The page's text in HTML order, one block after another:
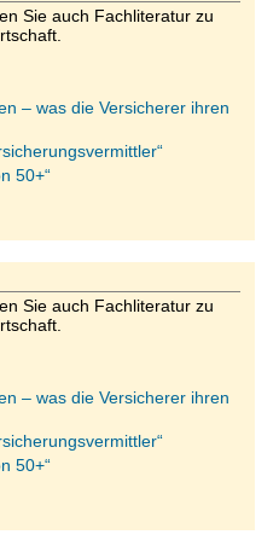
Sie auch Fachliteratur zu
– was die Versicherer ihren
50+“
Sie auch Fachliteratur zu
– was die Versicherer ihren
50+“